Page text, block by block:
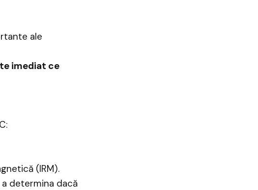
ale
imediat ce
(IRM).
determina dacă